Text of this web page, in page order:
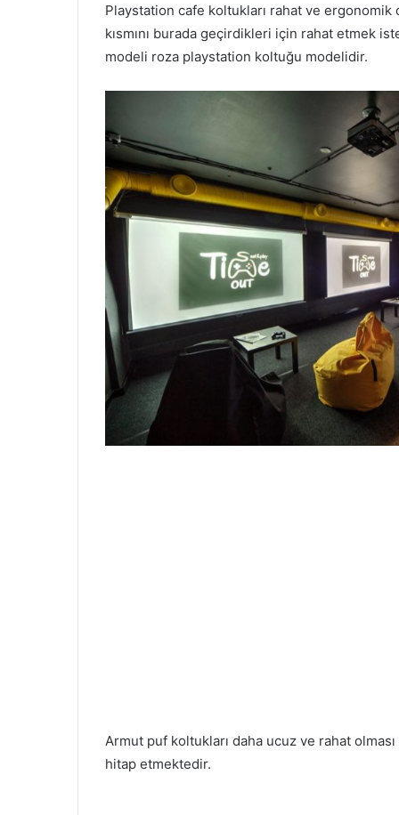
Playstation cafe koltukları rahat ve ergonomik
kısmını burada geçirdikleri için rahat etmek
modeli roza playstation koltuğu modelidir.
Armut puf koltukları daha ucuz ve rahat
hitap etmektedir.